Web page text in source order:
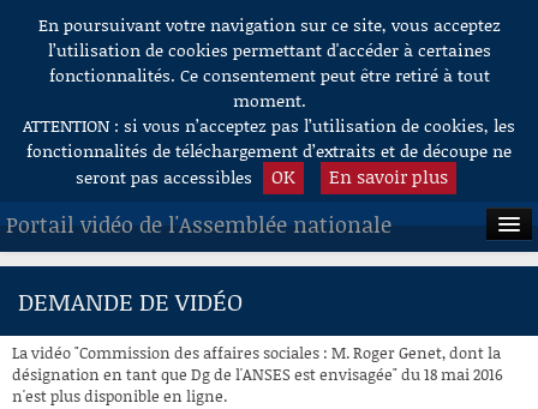
Aller au contenu
En poursuivant votre navigation sur ce site, vous acceptez
l’utilisation de cookies permettant d'accéder à certaines
fonctionnalités. Ce consentement peut être retiré à tout
moment.
ATTENTION : si vous n’acceptez pas l’utilisation de cookies, les
fonctionnalités de téléchargement d’extraits et de découpe ne
seront pas accessibles
OK En savoir plus
Portail vidéo de l'Assemblée nationale
ACCUEIL
À LA DEMANDE
DEMANDE DE VIDÉO
La vidéo "Commission des affaires sociales : M. Roger Genet, dont la
désignation en tant que Dg de l'ANSES est envisagée" du 18 mai 2016
n'est plus disponible en ligne.